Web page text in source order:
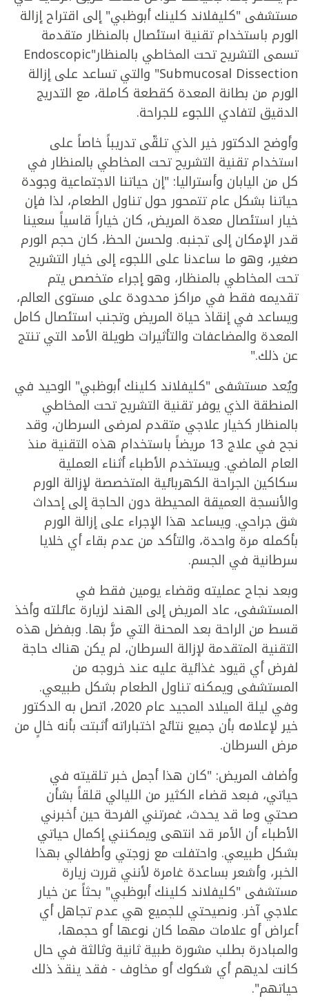
مستشفى "كليفلاند كلينك أبوظبي" إلى اقتراح إزالة
الورم باستخدام تقنية استئصال بالمنظار متقدمة
تسمى التشريح تحت المخاطي بالمنظار"Endoscopic
Submucosal Dissection" والتي تساعد على إزالة
الورم من بطانة المعدة كقطعة كاملة، مع التدريج
الدقيق لتفادي اللجوء للجراحة.
وأوضح الدكتور خير الذي تلقّى تدريباً خاصاً على
استخدام تقنية التشريح تحت المخاطي بالمنظار في
كل من اليابان وأستراليا: "إن حياتنا الاجتماعية وجودة
حياتنا بشكل عام تتمحور حول تناول الطعام، لذا فإن
خيار استئصال معدة المريض، كان خياراً قاسياً سعينا
قدر الإمكان إلى تجنبه. ولحسن الحظ، كان حجم الورم
صغير، وهو ما ساعدنا على اللجوء إلى خيار التشريح
تحت المخاطي بالمنظار، وهو إجراء متخصص يتم
تقديمه فقط في مراكز محدودة على مستوى العالم،
ويساعد في إنقاذ حياة المريض وتجنب استئصال كامل
المعدة والمضاعفات والتأثيرات طويلة الأمد التي تنتج
عن ذلك."
ويُعد مستشفى "كليفلاند كلينك أبوظبي" الوحيد في
المنطقة الذي يوفر تقنية التشريح تحت المخاطي
بالمنظار كخيار علاجي متقدم لمرضى السرطان، وقد
نجح في علاج 13 مريضاً باستخدام هذه التقنية منذ
العام الماضي. ويستخدم الأطباء أثناء العملية
سكاكين الجراحة الكهربائية المتخصصة لإزالة الورم
والأنسجة العميقة المحيطة دون الحاجة إلى إحداث
شق جراحي. ويساعد هذا الإجراء على إزالة الورم
بأكمله مرة واحدة، والتأكد من عدم بقاء أي خلايا
سرطانية في الجسم.
وبعد نجاح عمليته وقضاء يومين فقط في
المستشفى، عاد المريض إلى الهند لزيارة عائلته وأخذ
قسط من الراحة بعد المحنة التي مرَّ بها. وبفضل هذه
التقنية المتقدمة لإزالة السرطان، لم يكن هناك حاجة
لفرض أي قيود غذائية عليه عند خروجه من
المستشفى ويمكنه تناول الطعام بشكل طبيعي.
وفي ليلة الميلاد المجيد عام 2020، اتصل به الدكتور
خير لإعلامه بأن جميع نتائج اختباراته أثبتت بأنه خالٍ من
مرض السرطان.
وأضاف المريض: "كان هذا أجمل خبر تلقيته في
حياتي، فبعد قضاء الكثير من الليالي قلقاً بشأن
صحتي وما قد يحدث، غمرتني الفرحة حين أخبرني
الأطباء أن الأمر قد انتهى ويمكنني إكمال حياتي
بشكل طبيعي. واحتفلت مع زوجتي وأطفالي بهذا
الخبر، وأشعر بساعدة غامرة لأنني قررت زيارة
مستشفى "كليفلاند كلينك أبوظبي" بحثاً عن خيار
علاجي آخر. ونصيحتي للجميع هي عدم تجاهل أي
أعراض أو علامات مهما كان نوعها أو حجمها،
والمبادرة بطلب مشورة طبية ثانية وثالثة في حال
كانت لديهم أي شكوك أو مخاوف - فقد ينقذ ذلك
حياتهم".